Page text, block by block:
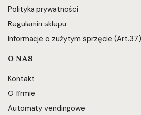
Polityka prywatności
Regulamin sklepu
Informacje o zużytym sprzęcie (Art.37)
O NAS
Kontakt
O firmie
Automaty vendingowe